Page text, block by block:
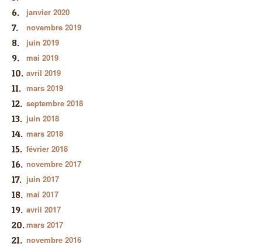
janvier 2020
novembre 2019
juin 2019
mai 2019
avril 2019
mars 2019
septembre 2018
juin 2018
mars 2018
février 2018
novembre 2017
juin 2017
mai 2017
avril 2017
mars 2017
novembre 2016